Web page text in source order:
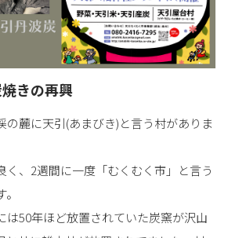
きの再興
の麓に天引(あまびき)と言う村がありま
く、2週間に一度「むくむく市」と言う
は50年ほど放置されていた炭窯が沢山